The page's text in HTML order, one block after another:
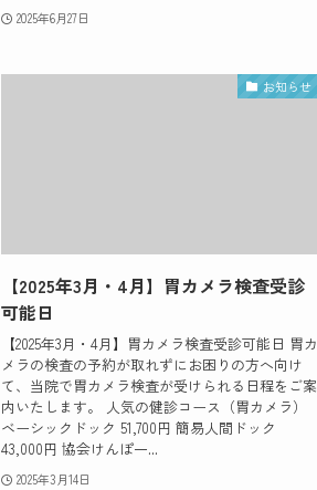
2025年6月27日
お知らせ
【2025年3月・4月】胃カメラ検査受診
可能日
【2025年3月・4月】胃カメラ検査受診可能日 胃カ
メラの検査の予約が取れずにお困りの方へ向け
て、当院で胃カメラ検査が受けられる日程をご案
内いたします。 人気の健診コース（胃カメラ）
ベーシックドック 51,700円 簡易人間ドック
43,000円 協会けんぽ一...
2025年3月14日